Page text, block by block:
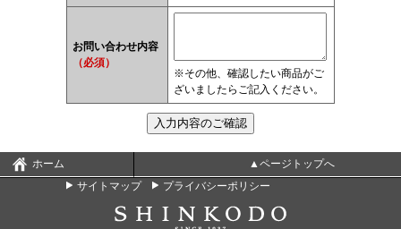
お問い合わせ内容
（必須）
※その他、確認したい商品がご
ざいましたらご記入ください。
ホーム
▲ページトップへ
サイトマップ
プライバシーポリシー